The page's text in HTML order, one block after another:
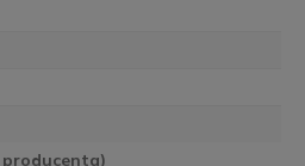
producenta)